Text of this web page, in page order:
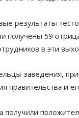
результаты
получены 59
в эти
заведения,
правительства и
получили